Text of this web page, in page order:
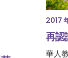
2017
再認
華人